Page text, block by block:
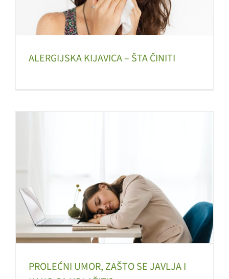
ALERGIJSKA KIJAVICA – ŠTA ČINITI
PROLEĆNI UMOR, ZAŠTO SE JAVLJA I